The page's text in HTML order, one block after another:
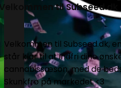
til Subseed.dk
Velkommen til Subseed.dk,
står klar til at indfri dine
cannabissæson, med de
Skunkfrø på markedet <3